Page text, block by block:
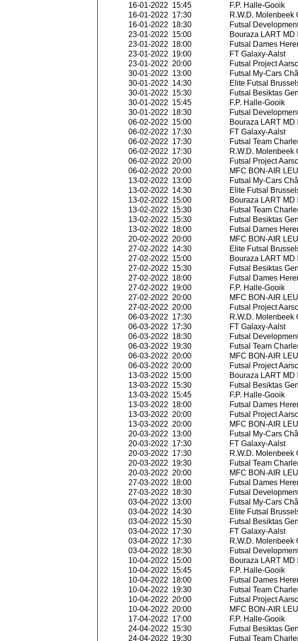
16-01-2022 15:45
F.P. Halle-Gooik
16-01-2022 17:30
R.W.D. Molenbeek
16-01-2022 18:30
Futsal
23-01-2022 15:00
Bouraza LART MD
23-01-2022 18:00
Futsal Dames
23-01-2022 19:00
FT Galaxy-Aalst
23-01-2022 20:00
Futsal Project
30-01-2022 13:00
Futsal My-Cars
30-01-2022 14:30
Elite Futsal
30-01-2022 15:30
Futsal Besiktas
30-01-2022 15:45
F.P. Halle-Gooik
30-01-2022 18:30
Futsal
06-02-2022 15:00
Bouraza LART MD
06-02-2022 17:30
FT Galaxy-Aalst
06-02-2022 17:30
Futsal Team
06-02-2022 17:30
R.W.D. Molenbeek
06-02-2022 20:00
Futsal Project
06-02-2022 20:00
MFC BON-AIR
13-02-2022 13:00
Futsal My-Cars
13-02-2022 14:30
Elite Futsal
13-02-2022 15:00
Bouraza LART MD
13-02-2022 15:30
Futsal Team
13-02-2022 15:30
Futsal Besiktas
13-02-2022 18:00
Futsal Dames
20-02-2022 20:00
MFC BON-AIR
27-02-2022 14:30
Elite Futsal
27-02-2022 15:00
Bouraza LART MD
27-02-2022 15:30
Futsal Besiktas
27-02-2022 18:00
Futsal Dames
27-02-2022 19:00
F.P. Halle-Gooik
27-02-2022 20:00
MFC BON-AIR
27-02-2022 20:00
Futsal Project
06-03-2022 17:30
R.W.D. Molenbeek
06-03-2022 17:30
FT Galaxy-Aalst
06-03-2022 18:30
Futsal
06-03-2022 19:30
Futsal Team
06-03-2022 20:00
MFC BON-AIR
06-03-2022 20:00
Futsal Project
13-03-2022 15:00
Bouraza LART MD
13-03-2022 15:30
Futsal Besiktas
13-03-2022 15:45
F.P. Halle-Gooik
13-03-2022 18:00
Futsal Dames
13-03-2022 20:00
Futsal Project
13-03-2022 20:00
MFC BON-AIR
20-03-2022 13:00
Futsal My-Cars
20-03-2022 17:30
FT Galaxy-Aalst
20-03-2022 17:30
R.W.D. Molenbeek
20-03-2022 19:30
Futsal Team
20-03-2022 20:00
MFC BON-AIR
27-03-2022 18:00
Futsal Dames
27-03-2022 18:30
Futsal
03-04-2022 13:00
Futsal My-Cars
03-04-2022 14:30
Elite Futsal
03-04-2022 15:30
Futsal Besiktas
03-04-2022 17:30
FT Galaxy-Aalst
03-04-2022 17:30
R.W.D. Molenbeek
03-04-2022 18:30
Futsal
10-04-2022 15:00
Bouraza LART MD
10-04-2022 15:45
F.P. Halle-Gooik
10-04-2022 18:00
Futsal Dames
10-04-2022 19:30
Futsal Team
10-04-2022 20:00
Futsal Project
10-04-2022 20:00
MFC BON-AIR
17-04-2022 17:00
F.P. Halle-Gooik
24-04-2022 15:30
Futsal Besiktas
24-04-2022 19:30
Futsal Team